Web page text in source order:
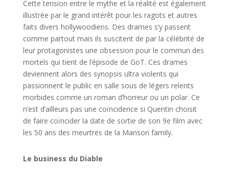
Cette tension entre le mythe et la réalité est également
illustrée par le grand intérêt pour les ragots et autres
faits divers hollywoodiens. Des drames s’y passent
comme partout mais ils suscitent de par la célébrité de
leur protagonistes une obsession pour le commun des
mortels qui tient de l’épisode de GoT. Ces drames
deviennent alors des synopsis ultra violents qui
passionnent le public en salle sous de légers relents
morbides comme un roman d’horreur ou un polar. Ce
n’est d’ailleurs pas une coïncidence si Quentin choisit
de faire coïncider la date de sortie de son 9e film avec
les 50 ans des meurtres de la Manson family.
Le business du Diable